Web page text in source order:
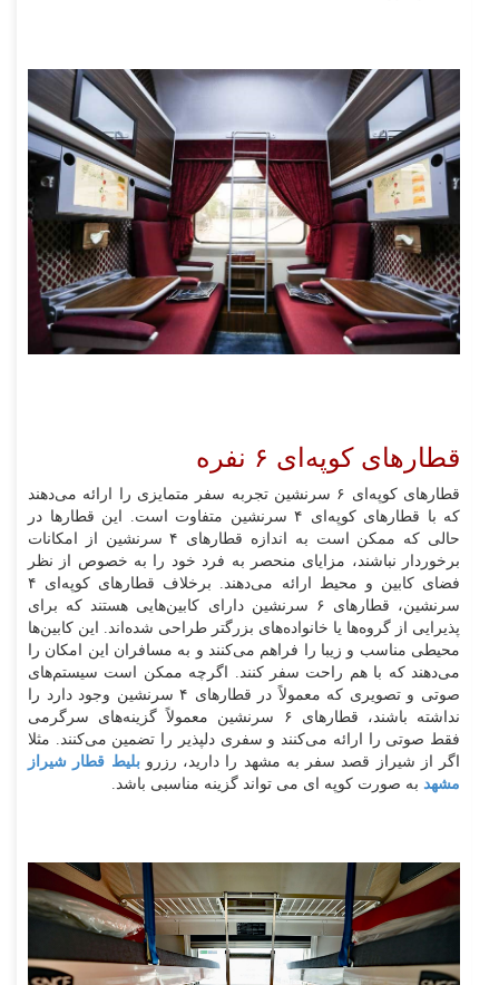
قطارهای کوپه‌ای ۶ نفره
قطارهای کوپه‌ای ۶ سرنشین تجربه سفر متمایزی را ارائه می‌دهند
که با قطارهای کوپه‌ای ۴ سرنشین متفاوت است. این قطارها در
حالی که ممکن است به اندازه قطارهای ۴ سرنشین از امکانات
برخوردار نباشند، مزایای منحصر به فرد خود را به خصوص از نظر
فضای کابین و محیط ارائه می‌دهند. برخلاف قطارهای کوپه‌ای ۴
سرنشین، قطارهای ۶ سرنشین دارای کابین‌هایی هستند که برای
پذیرایی از گروه‌ها یا خانواده‌های بزرگتر طراحی شده‌اند. این کابین‌ها
محیطی مناسب و زیبا را فراهم می‌کنند و به مسافران این امکان را
می‌دهند که با هم راحت سفر کنند. اگرچه ممکن است سیستم‌های
صوتی و تصویری که معمولاً در قطارهای ۴ سرنشین وجود دارد را
نداشته باشند، قطارهای ۶ سرنشین معمولاً گزینه‌های سرگرمی
فقط صوتی را ارائه می‌کنند و سفری دلپذیر را تضمین می‌کنند. مثلا
اگر از شیراز قصد سفر به مشهد را دارید، رزروبلیط قطار شیراز
مشهد به صورت کوپه ای می تواند گزینه مناسبی باشد.